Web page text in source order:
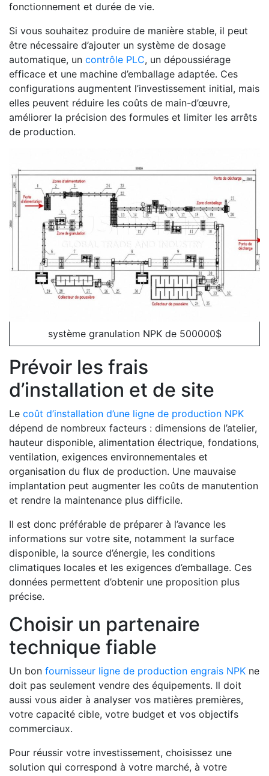
fonctionnement et durée de vie.
Si vous souhaitez produire de manière stable, il peut
être nécessaire d’ajouter un système de dosage
automatique, un contrôle PLC, un dépoussiérage
efficace et une machine d’emballage adaptée. Ces
configurations augmentent l’investissement initial, mais
elles peuvent réduire les coûts de main-d’œuvre,
améliorer la précision des formules et limiter les arrêts
de production.
système granulation NPK de 500000$
Prévoir les frais
d’installation et de site
Le coût d’installation d’une ligne de production NPK
dépend de nombreux facteurs : dimensions de l’atelier,
hauteur disponible, alimentation électrique, fondations,
ventilation, exigences environnementales et
organisation du flux de production. Une mauvaise
implantation peut augmenter les coûts de manutention
et rendre la maintenance plus difficile.
Il est donc préférable de préparer à l’avance les
informations sur votre site, notamment la surface
disponible, la source d’énergie, les conditions
climatiques locales et les exigences d’emballage. Ces
données permettent d’obtenir une proposition plus
précise.
Choisir un partenaire
technique fiable
Un bon fournisseur ligne de production engrais NPK ne
doit pas seulement vendre des équipements. Il doit
aussi vous aider à analyser vos matières premières,
votre capacité cible, votre budget et vos objectifs
commerciaux.
Pour réussir votre investissement, choisissez une
solution qui correspond à votre marché, à votre